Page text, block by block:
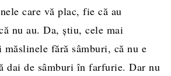
care vă plac, fie că au
nu au. Da, știu, cele mai
fără sâmburi, că nu e
dai de sâmburi în farfurie. Dar nu